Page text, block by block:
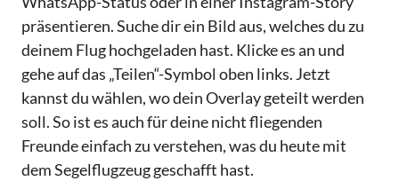
präsentieren. Suche dir ein Bild aus, welches du zu
deinem Flug hochgeladen hast. Klicke es an und
gehe auf das „Teilen“-Symbol oben links. Jetzt
kannst du wählen, wo dein Overlay geteilt werden
soll. So ist es auch für deine nicht fliegenden
Freunde einfach zu verstehen, was du heute mit
dem Segelflugzeug geschafft hast.